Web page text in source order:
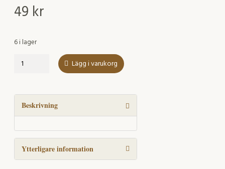
49 kr
6 i lager
Att
lämningar.
Rapport
från
ett
seminarium
Lund
Lägg i varukorg
Beskrivning
Ytterligare information